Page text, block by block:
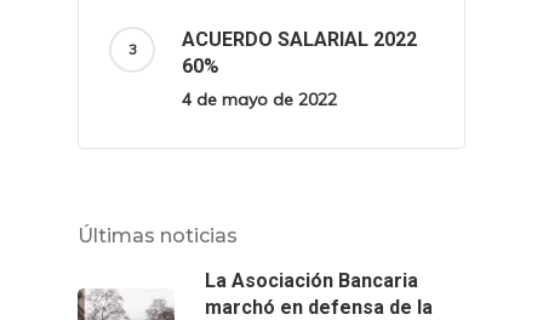
ACUERDO SALARIAL 2022
60%
4 de mayo de 2022
Últimas noticias
La Asociación Bancaria
marchó en defensa de la